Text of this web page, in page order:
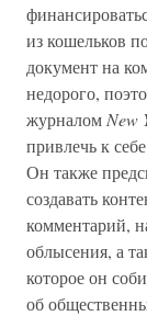
из кошельков
документ на
недорого,
журналом New
привлечь к
Он также
создавать
комментарий,
облысения, а
которое он
об